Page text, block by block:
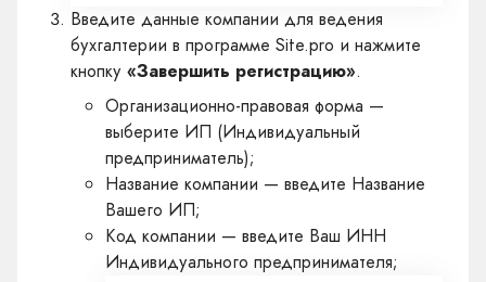
Введите данные компании для ведения
бухгалтерии в программе Site.pro и нажмите
кнопку «Завершить регистрацию».
Организационно-правовая форма —
выберите ИП (Индивидуальный
предприниматель);
Название компании — введите Название
Вашего ИП;
Код компании — введите Ваш ИНН
Индивидуального предпринимателя;